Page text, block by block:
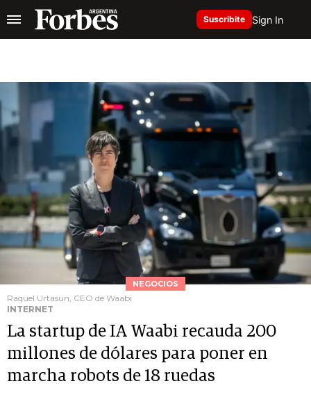
Suscribite Sign In
NEGOCIOS
Raquel Urtasun, CEO de Waabi
INTERNET
La startup de IA Waabi recauda 200
millones de dólares para poner en
marcha robots de 18 ruedas